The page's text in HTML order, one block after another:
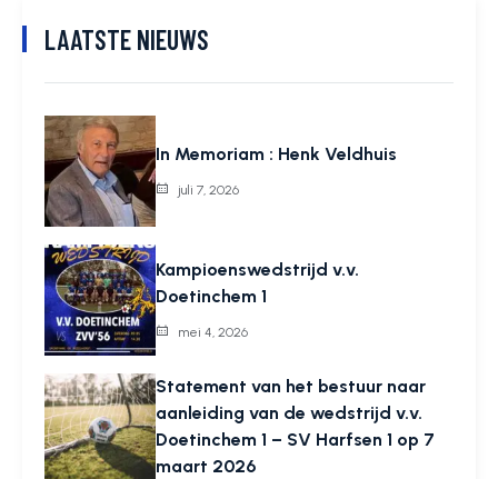
LAATSTE NIEUWS
In Memoriam : Henk Veldhuis
juli 7, 2026
Kampioenswedstrijd v.v.
Doetinchem 1
mei 4, 2026
Statement van het bestuur naar
aanleiding van de wedstrijd v.v.
Doetinchem 1 – SV Harfsen 1 op 7
maart 2026